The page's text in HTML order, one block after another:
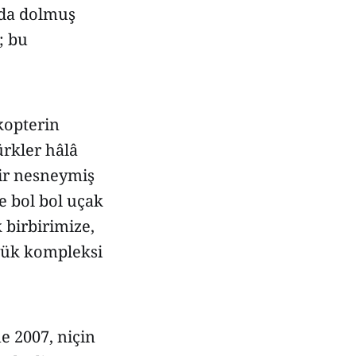
dolmuş
bu
hâlâ
nesneymiş
bol bol uçak
birbirimize,
kompleksi
2007, niçin